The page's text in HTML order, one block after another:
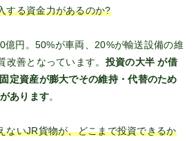
する資金力があるのか?
億円。50%が車両、20%が輸送設備の維
善となっています。 投資の大半 が借
固定資産が膨大でその維持・代替のため
あります。
ないJR貨物が、どこまで投資できるか